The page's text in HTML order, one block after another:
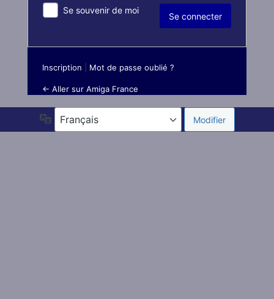
Se souvenir de moi
Inscription Mot de passe oublié ?
← Aller sur Amiga France
Langue